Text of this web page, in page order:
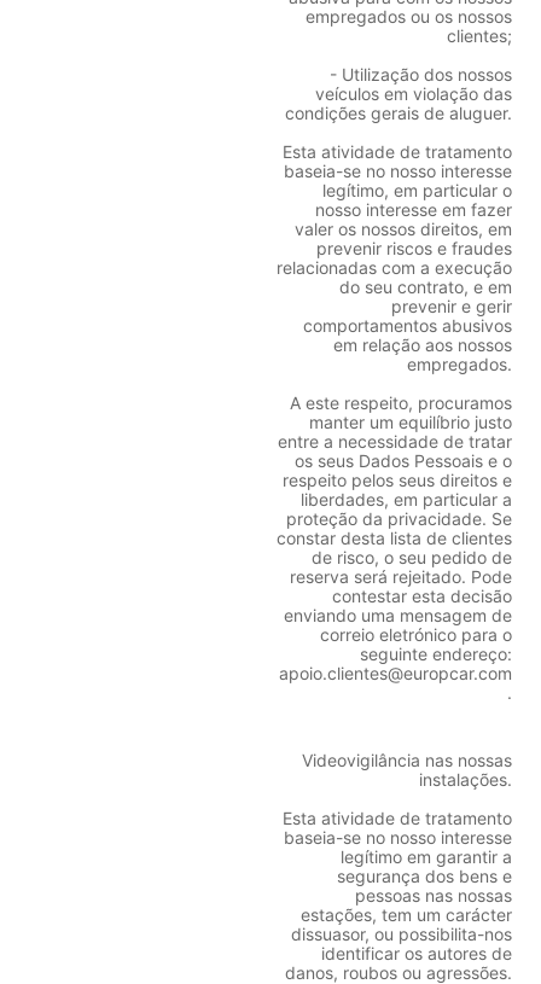
empregados ou os nossos
clientes;
- Utilização dos nossos
veículos em violação das
condições gerais de aluguer.
Esta atividade de tratamento
baseia-se no nosso interesse
legítimo, em particular o
nosso interesse em fazer
valer os nossos direitos, em
prevenir riscos e fraudes
relacionadas com a execução
do seu contrato, e em
prevenir e gerir
comportamentos abusivos
em relação aos nossos
empregados.
A este respeito, procuramos
manter um equilíbrio justo
entre a necessidade de tratar
os seus Dados Pessoais e o
respeito pelos seus direitos e
liberdades, em particular a
proteção da privacidade. Se
constar desta lista de clientes
de risco, o seu pedido de
reserva será rejeitado. Pode
contestar esta decisão
enviando uma mensagem de
correio eletrónico para o
seguinte endereço:
apoio.clientes@europcar.com
.
Videovigilância nas nossas
instalações.
Esta atividade de tratamento
baseia-se no nosso interesse
legítimo em garantir a
segurança dos bens e
pessoas nas nossas
estações, tem um carácter
dissuasor, ou possibilita-nos
identificar os autores de
danos, roubos ou agressões.